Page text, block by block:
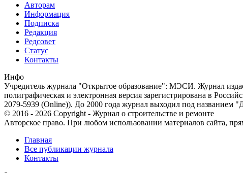
Авторам
Информация
Подписка
Редакция
Редсовет
Статус
Контакты
Инфо
Учредитель журнала "Открытое образование": МЭСИ. Журнал
полиграфическая и электронная версия зарегистрирована в
2079-5939 (Online)). До 2000 года журнал выходил под названием
© 2016 - 2026 Copyright - Журнал о строительстве и ремонте
Авторское право. При любом использовании материалов сайта,
Главная
Все публикации журнала
Контакты